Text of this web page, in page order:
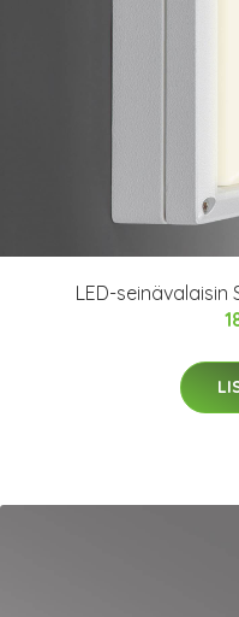
LED-seinävalaisin